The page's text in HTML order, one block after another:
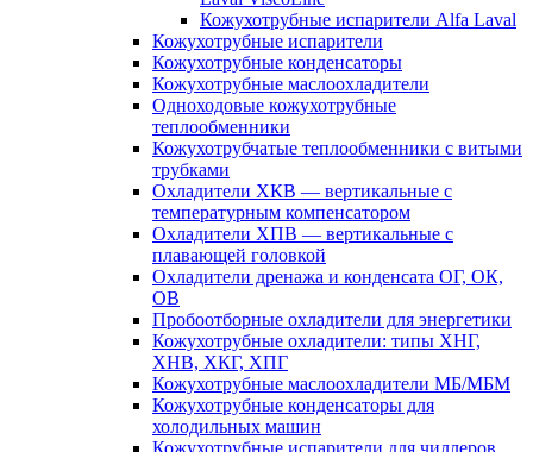
Кожухотрубные испарители Alfa Laval
Кожухотрубные испарители
Кожухотрубные конденсаторы
Кожухотрубные маслоохладители
Одноходовые кожухотрубные
теплообменники
Кожухотрубчатые теплообменники с витыми
трубками
Охладители ХКВ — вертикальные с
температурным компенсатором
Охладители ХПВ — вертикальные с
плавающей головкой
Охладители дренажа и конденсата ОГ, ОК,
ОВ
Пробоотборные охладители для энергетики
Кожухотрубные охладители: типы ХНГ,
ХНВ, ХКГ, ХПГ
Кожухотрубные маслоохладители МБ/МБМ
Кожухотрубные конденсаторы для
холодильных машин
Кожухотрубные испарители для чиллеров